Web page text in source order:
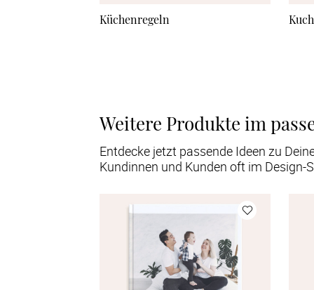
Küchenregeln
Weitere Produkte im
Entdecke jetzt passende Ideen zu
Kundinnen und Kunden oft im Design-